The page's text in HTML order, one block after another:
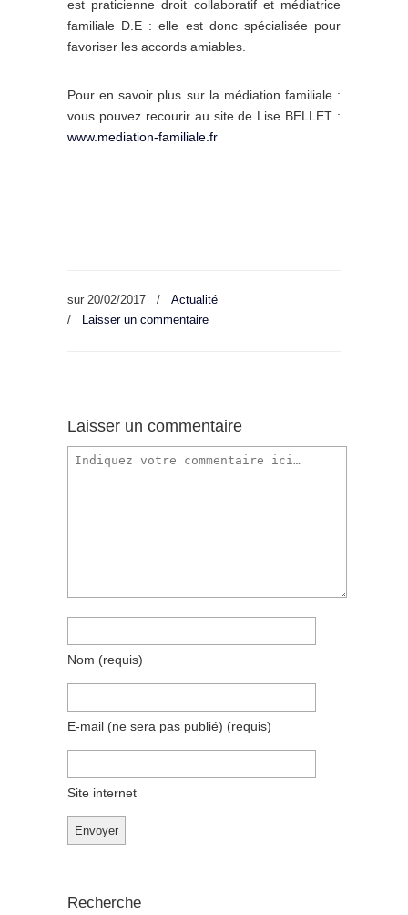
est praticienne droit collaboratif et médiatrice
familiale D.E : elle est donc spécialisée pour
favoriser les accords amiables.
Pour en savoir plus sur la médiation familiale :
vous pouvez recourir au site de Lise BELLET :
www.mediation-familiale.fr
sur 20/02/2017 /
Actualité
/ Laisser un commentaire
Laisser un commentaire
Nom (requis)
E-mail (ne sera pas publié) (requis)
Site internet
Recherche